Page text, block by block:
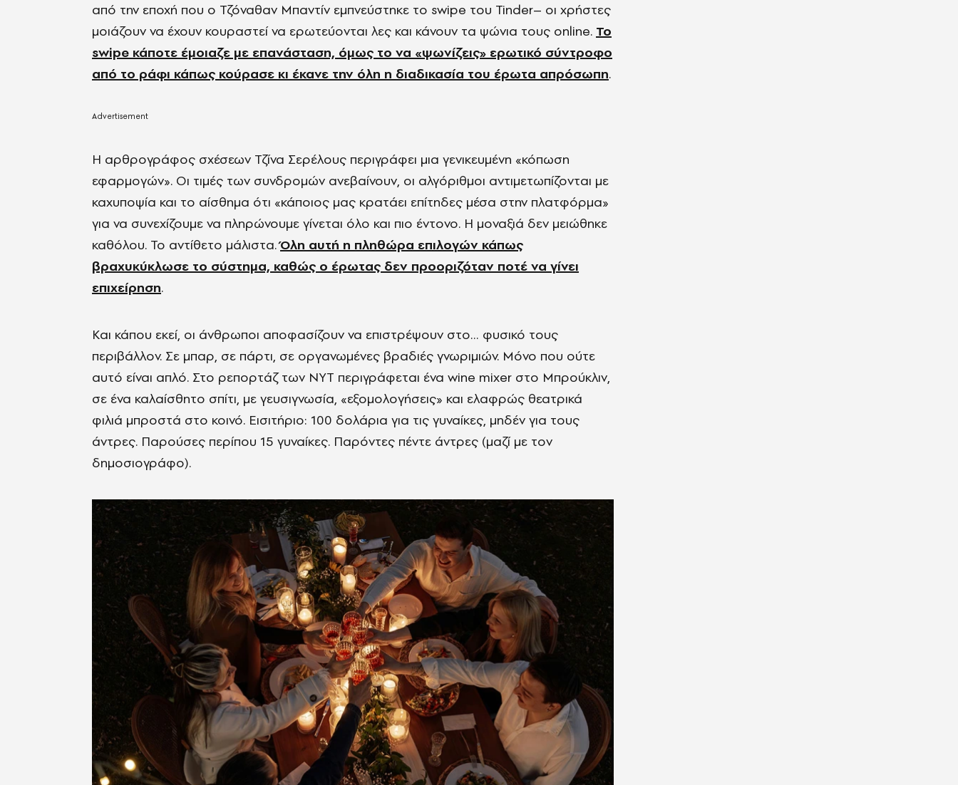
από την εποχή που ο Τζόναθαν Μπαντίν εμπνεύστηκε το swipe του Tinder– οι χρήστες
μοιάζουν να έχουν κουραστεί να ερωτεύονται λες και κάνουν τα ψώνια τους online. Το
swipe κάποτε έμοιαζε με επανάσταση, όμως το να «ψωνίζεις» ερωτικό σύντροφο
από το ράφι κάπως κούρασε κι έκανε την όλη η διαδικασία του έρωτα απρόσωπη.
Η αρθρογράφος σχέσεων Τζίνα Σερέλους περιγράφει μια γενικευμένη «κόπωση
εφαρμογών». Οι τιμές των συνδρομών ανεβαίνουν, οι αλγόριθμοι αντιμετωπίζονται με
καχυποψία και το αίσθημα ότι «κάποιος μας κρατάει επίτηδες μέσα στην πλατφόρμα»
για να συνεχίζουμε να πληρώνουμε γίνεται όλο και πιο έντονο. Η μοναξιά δεν μειώθηκε
καθόλου. Το αντίθετο μάλιστα.Όλη αυτή η πληθώρα επιλογών κάπως
βραχυκύκλωσε το σύστημα, καθώς ο έρωτας δεν προοριζόταν ποτέ να γίνει
επιχείρηση.
Και κάπου εκεί, οι άνθρωποι αποφασίζουν να επιστρέψουν στο… φυσικό τους
περιβάλλον. Σε μπαρ, σε πάρτι, σε οργανωμένες βραδιές γνωριμιών. Μόνο που ούτε
αυτό είναι απλό. Στο ρεπορτάζ των NYT περιγράφεται ένα wine mixer στο Μπρούκλιν,
σε ένα καλαίσθητο σπίτι, με γευσιγνωσία, «εξομολογήσεις» και ελαφρώς θεατρικά
φιλιά μπροστά στο κοινό. Εισιτήριο: 100 δολάρια για τις γυναίκες, μηδέν για τους
άντρες. Παρούσες περίπου 15 γυναίκες. Παρόντες πέντε άντρες (μαζί με τον
δημοσιογράφο).